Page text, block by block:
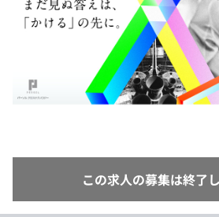
就活成功ガイド
プラン
法人向けプラン
この求人の募集は終了